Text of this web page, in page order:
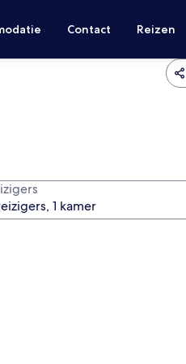
Contact Reizen